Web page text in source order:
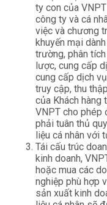
ty con của
công ty và cá
việc và chương
khuyến mại
trường, phân
lược, cung cấp
cung cấp dịch
truy cập, thu
của Khách hàng
VNPT cho phép
phải tuân thủ
liệu cá nhân với
Tái cấu trúc
kinh doanh,
hoặc mua các
nghiệp phù hợp
sản xuất kinh